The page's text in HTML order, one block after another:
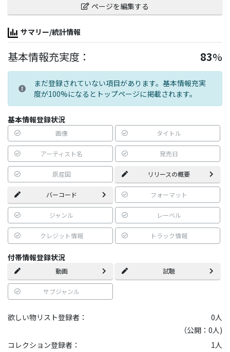
ページを編集する
サマリー/統計情報
基本情報充実度： 83%
まだ登録されていない項目があります。基本情報充実
度が100%になるとトップページに掲載されます。
基本情報登録状況
画像 タイトル
アーティスト名 発売日
原産国 リリースの概要
バーコード フォーマット
ジャンル レーベル
クレジット情報 トラック情報
付帯情報登録状況
動画 試聴
サブジャンル
欲しい物リスト登録者： 0人
（公開：0人)
コレクション登録者：
1人